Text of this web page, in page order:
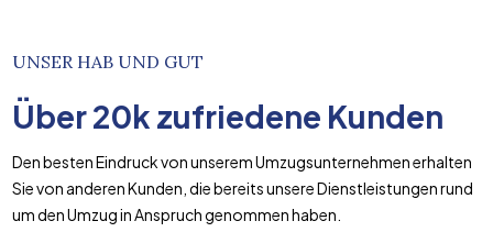
UNSER HAB UND GUT
Über20k zufriedene Kunden
Den besten Eindruck von unserem Umzugsunternehmen erhalten
Sie von anderen Kunden, die bereits unsere Dienstleistungen rund
um den Umzug in Anspruch genommen haben.